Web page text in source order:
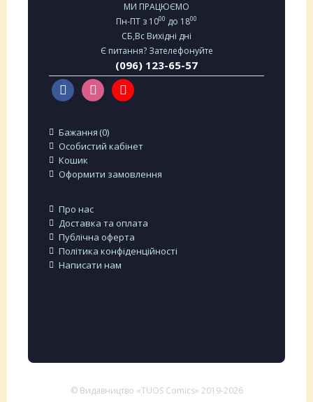
МИ ПРАЦЮЄМО
Пн-ПТ з 1000 до 1800
СБ,Вс Вихідні дні
Є питання? Зателефонуйте
(096) 123-65-57
Бажання 0
Особистий кабінет
Кошик
Оформити замовлення
Про нас
Доставка та оплата
Публічна оферта
Політика конфіденційності
Написати нам
© Видавництво «TUOS Comics» 2019-2026